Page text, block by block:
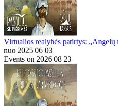
Virtualios realybės patirtys: „Angelų
nuo 2025 06 03
Events on 2026 08 23